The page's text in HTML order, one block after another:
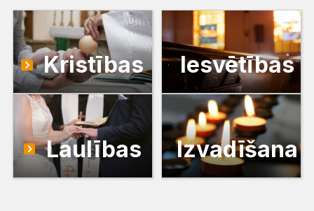
Kristības Iesvētības
Laulības Izvadīšana